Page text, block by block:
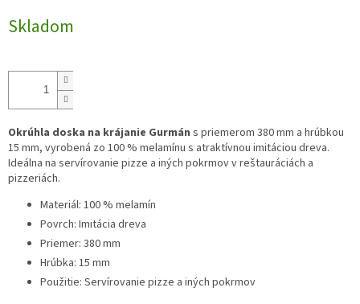
cena:
Skladom
Okrúhla doska na krájanie Gurmán s priemerom 380 mm a hrúbkou
15 mm, vyrobená zo 100 % melamínu s atraktívnou imitáciou dreva.
Ideálna na servírovanie pizze a iných pokrmov v reštauráciách a
pizzeriách.
Materiál: 100 % melamín
Povrch: Imitácia dreva
Priemer: 380 mm
Hrúbka: 15 mm
Použitie: Servírovanie pizze a iných pokrmov